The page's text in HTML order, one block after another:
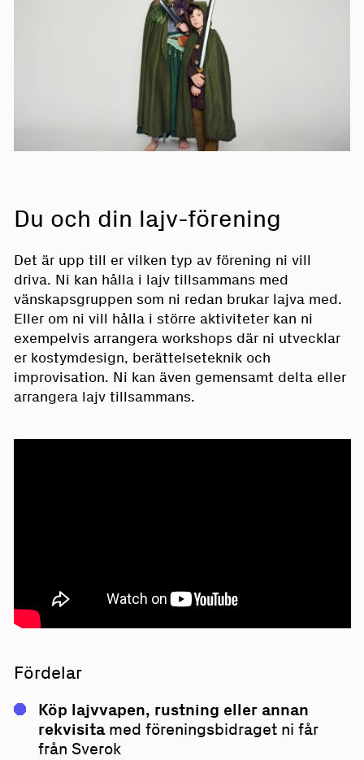
Du och din lajv-förening
Det är upp till er vilken typ av förening ni vill
driva. Ni kan hålla i lajv tillsammans med
vänskapsgruppen som ni redan brukar lajva med.
Eller om ni vill hålla i större aktiviteter kan ni
exempelvis arrangera workshops där ni utvecklar
er kostymdesign, berättelseteknik och
improvisation. Ni kan även gemensamt delta eller
arrangera lajv tillsammans.
Fördelar
Köp lajvvapen, rustning eller annan
rekvisitamed föreningsbidraget ni får
från Sverok